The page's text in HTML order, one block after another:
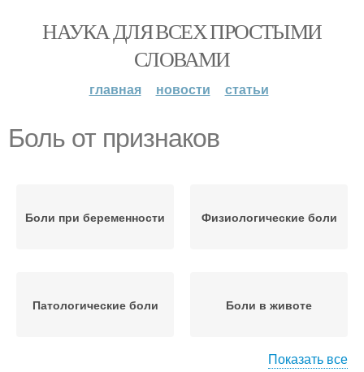
НАУКА ДЛЯ ВСЕХ ПРОСТЫМИ
СЛОВАМИ
главная новости статьи
Боль от признаков
Боли при беременности Физиологические боли
Патологические боли Боли в животе
Показать все